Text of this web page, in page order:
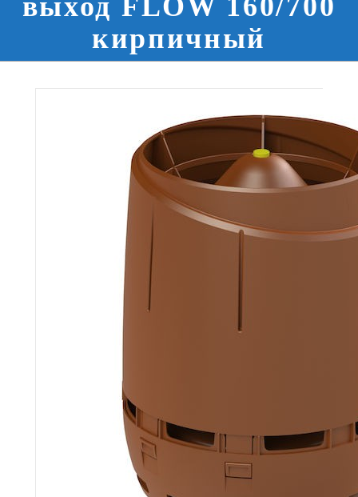
выход FLOW 160/700
кирпичный